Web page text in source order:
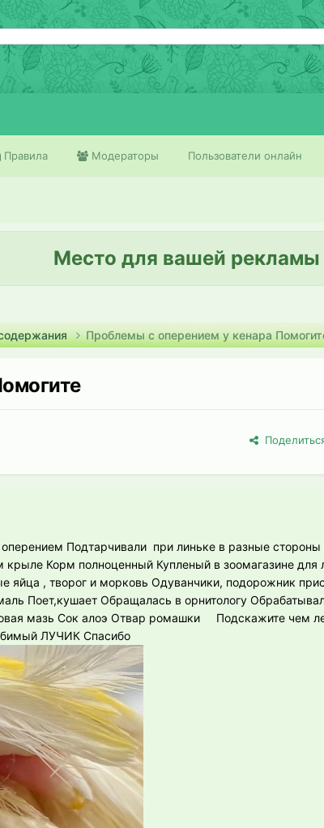
Правила Модераторы Пользователи онлайн
Место для вашей рекламы
Проблемы с оперением у кенара
Подтарчивали при линьке в разные
крыле Корм полноценный Купленый в зоомагазине для
яйца , творог и морковь Одуванчики, подорожник
Поет,кушает Обращалась в орнитологу
мазь Сок алоэ Отвар ромашки Подскажите чем
ЛУЧИК Спасибо